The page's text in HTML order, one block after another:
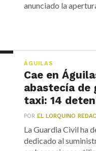
anunciado la
ÁGUILAS
Cae en
abastecía de
taxi: 14
POREL LORQUINO
La Guardia Civil ha
dedicado al